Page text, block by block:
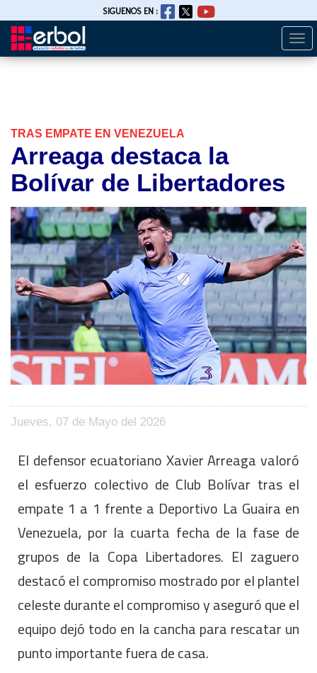
Pasar
SIGUENOS EN :
TRAS EMPATE EN VENEZUELA
Arreaga destaca la
Bolívar de Libertadores
Jueves, 07 de Mayo del 2026
El defensor ecuatoriano Xavier Arreaga valoró
el esfuerzo colectivo de Club Bolívar tras el
empate 1 a 1 frente a Deportivo La Guaira en
Venezuela, por la cuarta fecha de la fase de
grupos de la Copa Libertadores. El zaguero
destacó el compromiso mostrado por el plantel
celeste durante el compromiso y aseguró que el
equipo dejó todo en la cancha para rescatar un
punto importante fuera de casa.